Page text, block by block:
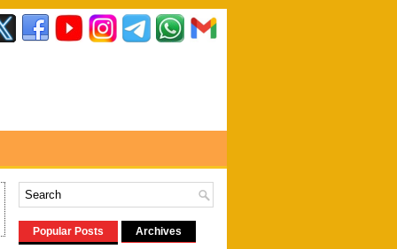
Popular Posts Archives